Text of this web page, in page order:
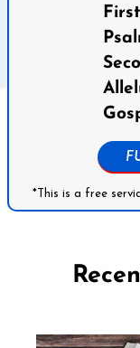
*This is a free